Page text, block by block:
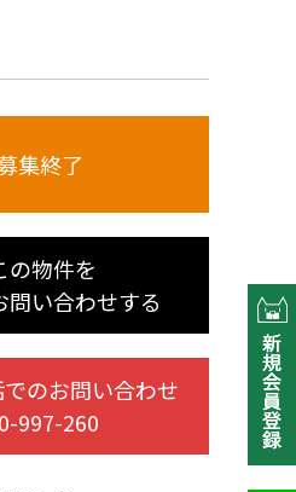
集終了
の物件を
問い合わせする
のお問い合わせ
997-260